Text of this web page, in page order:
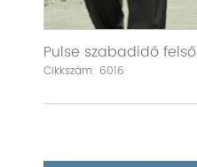
Pulse szabadidő felső
Cikkszám: 6016